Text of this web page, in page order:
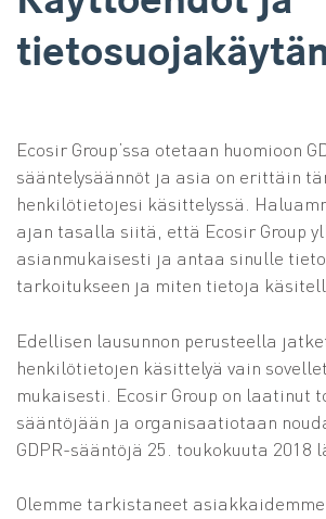
Ecosir Group’ssa otetaan huomioon
sääntelysäännöt ja asia on erittäin
henkilötietojesi käsittelyssä.
ajan tasalla siitä, että Ecosir Group
asianmukaisesti ja antaa sinulle
tarkoitukseen ja miten tietoja
Edellisen lausunnon perusteella
henkilötietojen käsittelyä vain
mukaisesti. Ecosir Group on laatinut
sääntöjään ja organisaatiotaan
GDPR-sääntöjä 25. toukokuuta 2018
Olemme tarkistaneet